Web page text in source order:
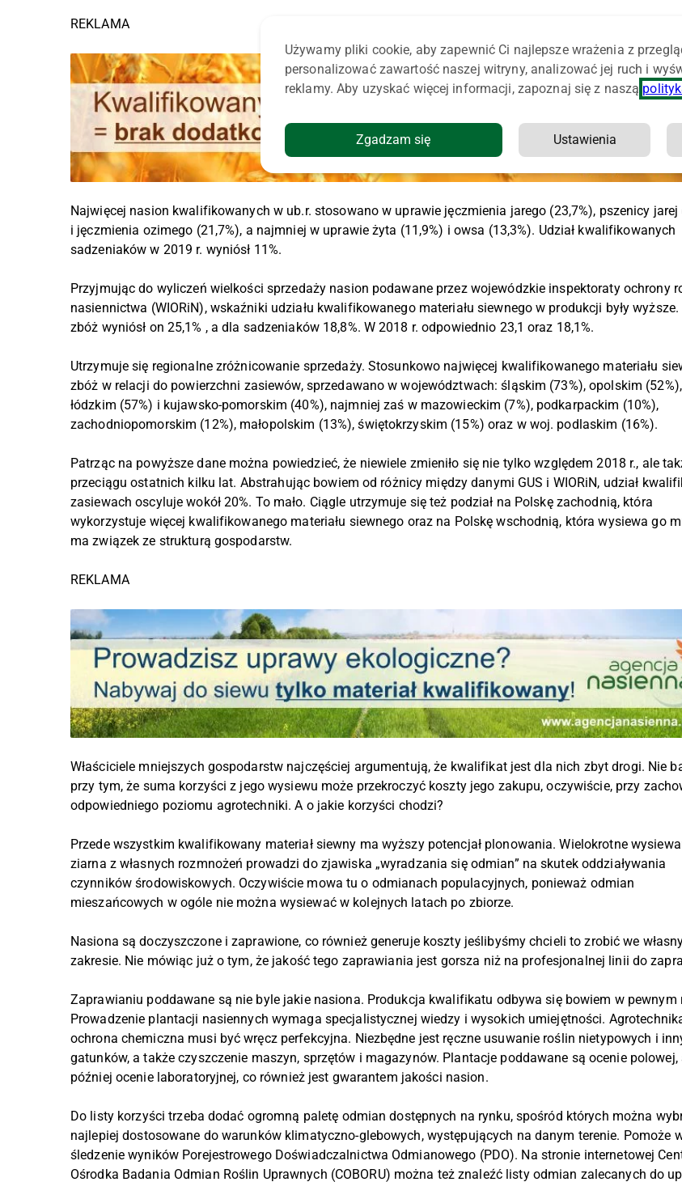
REKLAMA
Najwięcej nasion kwalifikowanych w ub.r. stosowano w uprawie jęczmienia jarego (23,7%), pszenicy jarej
i jęczmienia ozimego (21,7%), a najmniej w uprawie żyta (11,9%) i owsa (13,3%). Udział kwalifikowanych
sadzeniaków w 2019 r. wyniósł 11%.
Przyjmując do wyliczeń wielkości sprzedaży nasion podawane przez wojewódzkie inspektoraty ochrony
nasiennictwa (WIORiN), wskaźniki udziału kwalifikowanego materiału siewnego w produkcji były wyższe.
zbóż wyniósł on 25,1% , a dla sadzeniaków 18,8%. W 2018 r. odpowiednio 23,1 oraz 18,1%.
Utrzymuje się regionalne zróżnicowanie sprzedaży. Stosunkowo najwięcej kwalifikowanego materiału
zbóż w relacji do powierzchni zasiewów, sprzedawano w województwach: śląskim (73%), opolskim (52%),
łódzkim (57%) i kujawsko-pomorskim (40%), najmniej zaś w mazowieckim (7%), podkarpackim (10%),
zachodniopomorskim (12%), małopolskim (13%), świętokrzyskim (15%) oraz w woj. podlaskim (16%).
Patrząc na powyższe dane można powiedzieć, że niewiele zmieniło się nie tylko względem 2018 r., ale
przeciągu ostatnich kilku lat. Abstrahując bowiem od różnicy między danymi GUS i WIORiN, udział
zasiewach oscyluje wokół 20%. To mało. Ciągle utrzymuje się też podział na Polskę zachodnią, która
wykorzystuje więcej kwalifikowanego materiału siewnego oraz na Polskę wschodnią, która wysiewa go
ma związek ze strukturą gospodarstw.
REKLAMA
Właściciele mniejszych gospodarstw najczęściej argumentują, że kwalifikat jest dla nich zbyt drogi. Nie
przy tym, że suma korzyści z jego wysiewu może przekroczyć koszty jego zakupu, oczywiście, przy
odpowiedniego poziomu agrotechniki. A o jakie korzyści chodzi?
Przede wszystkim kwalifikowany materiał siewny ma wyższy potencjał plonowania. Wielokrotne
ziarna z własnych rozmnożeń prowadzi do zjawiska „wyradzania się odmian” na skutek oddziaływania
czynników środowiskowych. Oczywiście mowa tu o odmianach populacyjnych, ponieważ odmian
mieszańcowych w ogóle nie można wysiewać w kolejnych latach po zbiorze.
Nasiona są doczyszczone i zaprawione, co również generuje koszty jeślibyśmy chcieli to zrobić we
zakresie. Nie mówiąc już o tym, że jakość tego zaprawiania jest gorsza niż na profesjonalnej linii do
Zaprawianiu poddawane są nie byle jakie nasiona. Produkcja kwalifikatu odbywa się bowiem w pewnym
Prowadzenie plantacji nasiennych wymaga specjalistycznej wiedzy i wysokich umiejętności.
ochrona chemiczna musi być wręcz perfekcyjna. Niezbędne jest ręczne usuwanie roślin nietypowych i
gatunków, a także czyszczenie maszyn, sprzętów i magazynów. Plantacje poddawane są ocenie polowej,
później ocenie laboratoryjnej, co również jest gwarantem jakości nasion.
Do listy korzyści trzeba dodać ogromną paletę odmian dostępnych na rynku, spośród których można
najlepiej dostosowane do warunków klimatyczno-glebowych, występujących na danym terenie. Pomoże
śledzenie wyników Porejestrowego Doświadczalnictwa Odmianowego (PDO). Na stronie internetowej
Ośrodka Badania Odmian Roślin Uprawnych (COBORU) można też znaleźć listy odmian zalecanych do
Używamy pliki cookie, aby zapewnić Ci najlepsze wrażenia z
personalizować zawartość naszej witryny, analizować jej ruch i
reklamy. Aby uzyskać więcej informacji, zapoznaj się z naszą
Zgadzam się Ustawienia